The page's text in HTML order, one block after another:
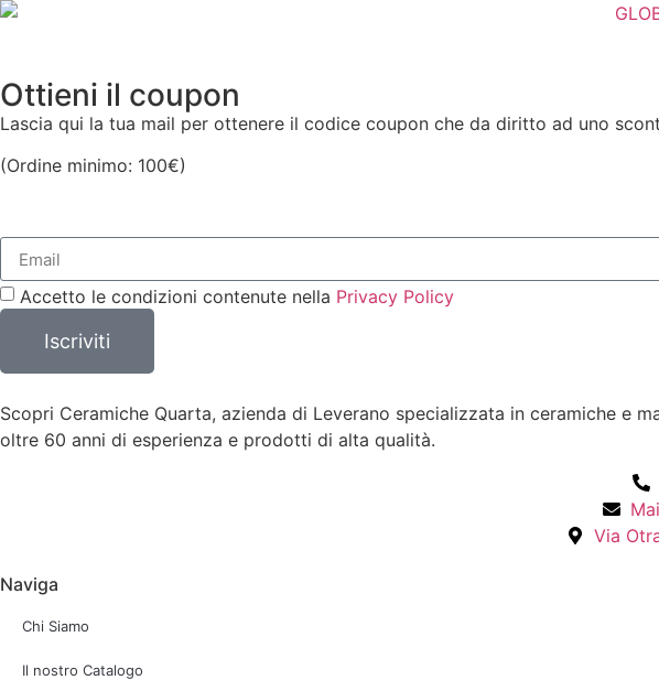
Ottieni il coupon
Lascia qui la tua mail per ottenere il codice coupon che da diritto ad uno
(Ordine minimo: 100€)
Accetto le condizioni contenute nella Privacy Policy
Iscriviti
Scopri Ceramiche Quarta, azienda di Leverano specializzata in ceramiche e
oltre 60 anni di esperienza e prodotti di alta qualità.
Via
Naviga
Chi Siamo
Il nostro Catalogo